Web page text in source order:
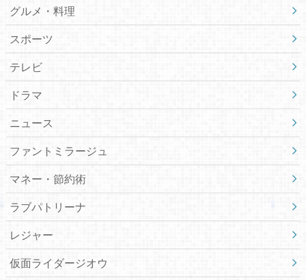
グルメ・料理
スポーツ
テレビ
ドラマ
ニュース
ファントミラージュ
マネー・節約術
ラブパトリーナ
レジャー
仮面ライダージオウ